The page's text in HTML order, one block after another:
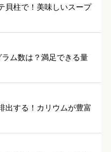
貝柱で！美味しいスープ
ム数は？満足できる量
出する！カリウムが豊富